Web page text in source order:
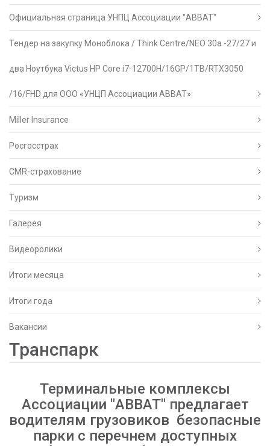
Официальная страница УНПЦ Ассоциации "АВВАТ"
Тендер на закупку Моноблока / Think Centre/NEO 30a -27/27 и
два Ноутбука Victus HP Core i7-12700H/16GP/1TB/RTX3050
/16/FHD для ООО «УНЦП Ассоциации АВВАТ»
Miller Insurance
Росгосстрах
CMR-страхование
Туризм
Галерея
Видеоролики
Итоги месяца
Итоги года
Вакансии
Транспарк
Терминальные комплексы
Ассоциации "ABBAT" предлагает
водителям грузовиков безопасные
парки c перечнем доступных